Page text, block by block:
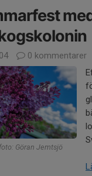
0 kommentarer
Göran Jemtsjö